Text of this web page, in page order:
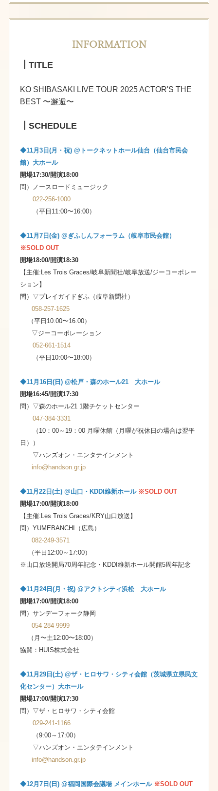
INFORMATION
┃TITLE
KO SHIBASAKI LIVE TOUR 2025 ACTOR'S THE
BEST 〜邂逅〜
┃SCHEDULE
◆11月3日(月・祝) @トークネットホール仙台（仙台市民会
館）大ホール
開場17:30/開演18:00
問）ノースロードミュージック
022-256-1000
（平⽇11:00〜16:00）
◆11⽉7⽇(⾦) @ぎふしんフォーラム（岐⾩市⺠会館）
※SOLD OUT
開場18:00/開演18:30
【主催:Les Trois Graces/岐⾩新聞社/岐阜放送/ジーコーポレー
ション】
問）▽プレイガイドぎふ（岐阜新聞社）
058-257-1625
（平日10:00〜16:00）
▽ジーコーポレーション
052-661-1514
（平日10:00〜18:00）
◆11⽉16⽇(⽇) @松戸・森のホール21 大ホール
開場16:45/開演17:30
問）▽森のホール21 1階チケットセンター
047-384-3331
（10：00～19：00 月曜休館（月曜が祝休日の場合は翌平
日））
▽ハンズオン・エンタテインメント
info@handson.gr.jp
◆11⽉22⽇(⼟) @⼭⼝・KDDI維新ホール ※SOLD OUT
開場17:00/開演18:00
【主催:Les Trois Graces/KRY山口放送】
問）YUMEBANCHI（広島）
082-249-3571
（平日12:00～17:00）
※山口放送開局70周年記念・KDDI維新ホール開館5周年記念
◆11⽉24⽇(月・祝) @アクトシティ浜松 大ホール
開場17:00/開演18:00
問）サンデーフォーク静岡
054-284-9999
（⽉〜⼟12:00〜18:00）
協賛：HUIS株式会社
◆11⽉29⽇(⼟) @ザ・ヒロサワ・シティ会館（茨城県立県民文
化センター）大ホール
開場17:00/開演17:30
問）▽ザ・ヒロサワ・シティ会館
029-241-1166
（9:00～17:00）
▽ハンズオン・エンタテインメント
info@handson.gr.jp
◆12⽉7⽇(⽇) @福岡国際会議場 メインホール ※SOLD OUT